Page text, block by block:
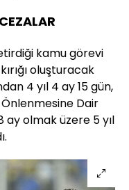
kamu görevi
oluşturacak
4 yıl 4 ay 15 gün,
Dair
ay olmak üzere 5 yıl